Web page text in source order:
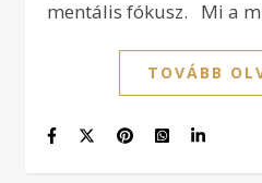
mentális fókusz. Mi a
TOVÁBB